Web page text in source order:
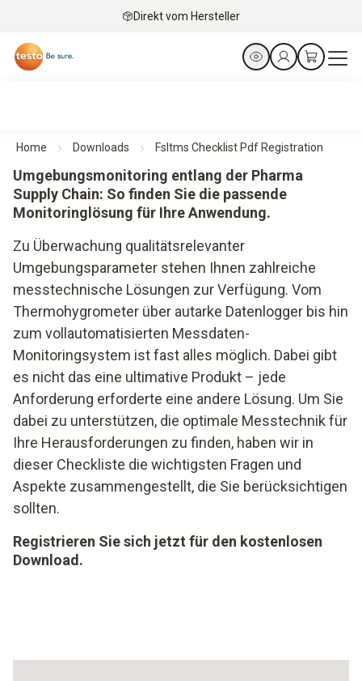
Direkt vom Hersteller
Home Downloads Fsltms Checklist Pdf Registration
Umgebungsmonitoring entlang der Pharma
Supply Chain: So finden Sie die passende
Monitoringlösung für Ihre Anwendung.
Zu Überwachung qualitätsrelevanter
Umgebungsparameter stehen Ihnen zahlreiche
messtechnische Lösungen zur Verfügung. Vom
Thermohygrometer über autarke Datenlogger bis hin
zum vollautomatisierten Messdaten-
Monitoringsystem ist fast alles möglich. Dabei gibt
es nicht das eine ultimative Produkt – jede
Anforderung erforderte eine andere Lösung. Um Sie
dabei zu unterstützen, die optimale Messtechnik für
Ihre Herausforderungen zu finden, haben wir in
dieser Checkliste die wichtigsten Fragen und
Aspekte zusammengestellt, die Sie berücksichtigen
sollten.
Registrieren Sie sich jetzt für den kostenlosen
Download.